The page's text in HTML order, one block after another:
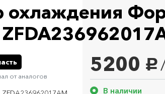
охлаждения
5200 руб.
В наличии
от аналогов